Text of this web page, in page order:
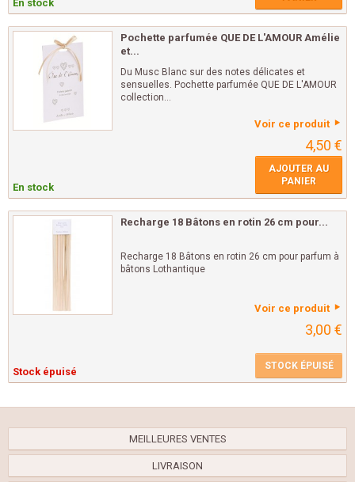
En stock
Pochette parfumée QUE DE L'AMOUR Amélie
et...
Du Musc Blanc sur des notes délicates et
sensuelles. Pochette parfumée QUE DE L'AMOUR
collection...
Voir ce produit
4,50 €
En stock
AJOUTER AU
PANIER
Recharge 18 Bâtons en rotin 26 cm pour...
Recharge 18 Bâtons en rotin 26 cm pour parfum à
bâtons Lothantique
Voir ce produit
3,00 €
Stock épuisé STOCK ÉPUISÉ
MEILLEURES VENTES
LIVRAISON